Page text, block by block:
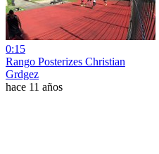
0:15
Rango Posterizes Christian
Grdgez
hace 11 años